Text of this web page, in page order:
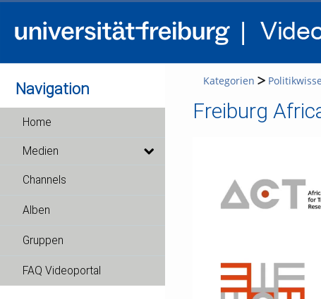
Navigation
Home
Medien
Channels
Alben
Gruppen
FAQ Videoportal
Kategorien
Freiburg